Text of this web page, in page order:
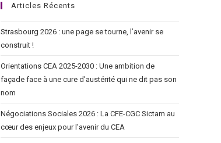
Articles Récents
Strasbourg 2026 : une page se tourne, l’avenir se
construit !
Orientations CEA 2025-2030 : Une ambition de
façade face à une cure d’austérité qui ne dit pas son
nom
Négociations Sociales 2026 : La CFE-CGC Sictam au
cœur des enjeux pour l’avenir du CEA